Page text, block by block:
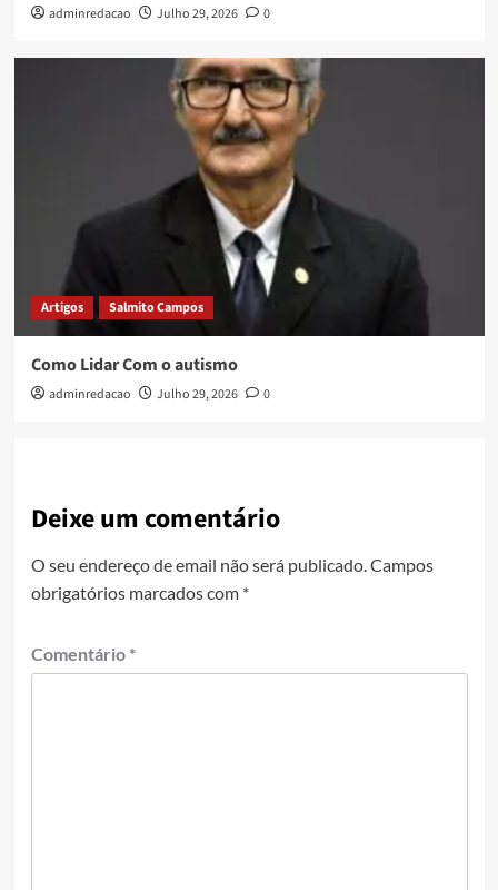
adminredacao Julho 29, 2026 0
Artigos Salmito Campos
Como Lidar Com o autismo
adminredacao Julho 29, 2026 0
Deixe um comentário
O seu endereço de email não será publicado. Campos
obrigatórios marcados com *
Comentário *